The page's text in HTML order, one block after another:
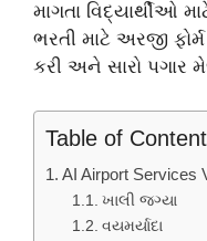
માગતા વિદ્યાર્થીઓ
ભરતી માટે અરજી
કરી અને સારો પગાર
Table of
AI Airport Services
ખાલી જગ્યા
વયમર્યાદા